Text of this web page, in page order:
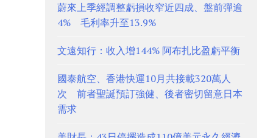
蔚來上季經調整虧損收窄近四成、盤前彈逾
4% 毛利率升至13.9%
文遠知行：收入增144% 阿布扎比盈虧平衡
國泰航空、香港快運10月共接載320萬人
次 前者聖誕預訂強健、後者密切留意日本
需求